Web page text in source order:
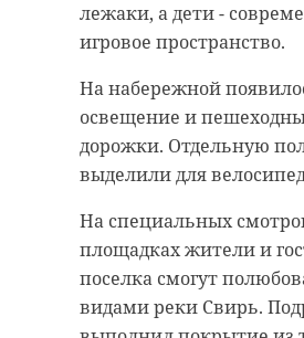
лежаки, а дети -
игровое пространство.
На набережной
освещение и
дорожки. Отдельную
выделили для
На специальных
площадках жители и
поселка смогут
видами реки Свирь.
поселения
В обсуждении также
участие
правительства
области по
жилищно-
По планам, площадь
растянется на 131
микрорайоне Тихвина.
порадуют современные
спортивных залов.
После подготовки
будет заключен единый
строительных работ,
пятницу, 29 октября, в
службе правительства
Ленинградской области.